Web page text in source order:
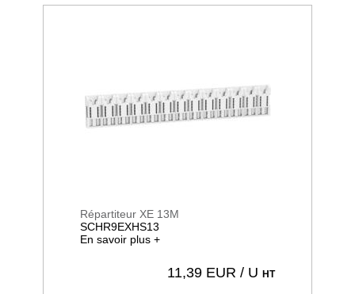
Répartiteur XE 13M
SCHR9EXHS13
En savoir plus +
11,39 EUR / U HT